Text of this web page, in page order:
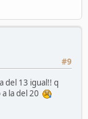
#9
del 13 igual!! q
la del 20